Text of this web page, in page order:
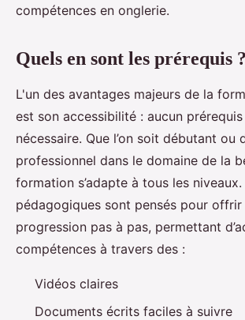
compétences en onglerie.
Quels en sont les prérequis ?
L'un des avantages majeurs de la
est son accessibilité : aucun prérequis
nécessaire. Que l’on soit débutant ou
professionnel dans le domaine de la
formation s’adapte à tous les
pédagogiques sont pensés pour offrir
progression pas à pas, permettant
compétences à travers des :
Vidéos claires
Documents écrits faciles à suivre